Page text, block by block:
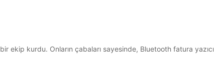
ekip kurdu. Onların çabaları sayesinde, Bluetooth fatura